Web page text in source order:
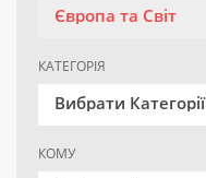
Європа та Світ
КАТЕГОРІЯ
Вибрати Категорії
КОМУ